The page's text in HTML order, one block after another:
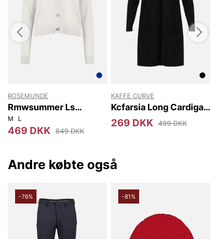
ROSEMUNDE
Rmwsummer Ls
Pointelle Cardigan
M L
469 DKK 849 DKK
KAFFE CURVE
Kcfarsia Long Cardigan
No
269 DKK 499 DKK
Andre købte også
-76% -81%